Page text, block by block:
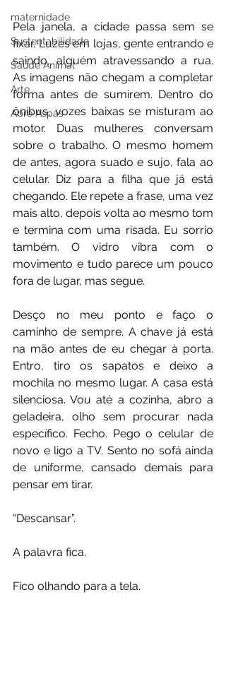
maternidade
Sustentabilidade
Saúde Animal
Arte
Abre Aspas
Pela janela, a cidade passa sem se
fixar. Luzes em lojas, gente entrando e
saindo, alguém atravessando a rua.
As imagens não chegam a completar
forma antes de sumirem. Dentro do
ônibus, vozes baixas se misturam ao
motor. Duas mulheres conversam
sobre o trabalho. O mesmo homem
de antes, agora suado e sujo, fala ao
celular. Diz para a filha que já está
chegando. Ele repete a frase, uma vez
mais alto, depois volta ao mesmo tom
e termina com uma risada. Eu sorrio
também. O vidro vibra com o
movimento e tudo parece um pouco
fora de lugar, mas segue.
Desço no meu ponto e faço o
caminho de sempre. A chave já está
na mão antes de eu chegar à porta.
Entro, tiro os sapatos e deixo a
mochila no mesmo lugar. A casa está
silenciosa. Vou até a cozinha, abro a
geladeira, olho sem procurar nada
específico. Fecho. Pego o celular de
novo e ligo a TV. Sento no sofá ainda
de uniforme, cansado demais para
pensar em tirar.
“Descansar”.
A palavra fica.
Fico olhando para a tela.